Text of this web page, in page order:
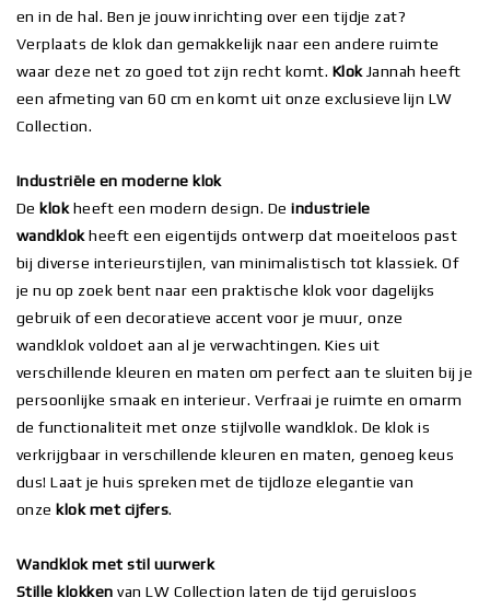
en in de hal. Ben je jouw inrichting over een tijdje zat?
Verplaats de klok dan gemakkelijk naar een andere ruimte
waar deze net zo goed tot zijn recht komt. KlokJannah heeft
een afmeting van 60 cm en komt uit onze exclusieve lijn LW
Collection.
Industriële en moderne klok
Deklokheeft een modern design. Deindustriele
wandklokheeft een eigentijds ontwerp dat moeiteloos past
bij diverse interieurstijlen, van minimalistisch tot klassiek. Of
je nu op zoek bent naar een praktische klok voor dagelijks
gebruik of een decoratieve accent voor je muur, onze
wandklok voldoet aan al je verwachtingen. Kies uit
verschillende kleuren en maten om perfect aan te sluiten bij je
persoonlijke smaak en interieur. Verfraai je ruimte en omarm
de functionaliteit met onze stijlvolle wandklok. De klok is
verkrijgbaar in verschillende kleuren en maten, genoeg keus
dus! Laat je huis spreken met de tijdloze elegantie van
onzeklok met cijfers.
Wandklok met stil uurwerk
Stille klokken van LW Collection laten de tijd geruisloos